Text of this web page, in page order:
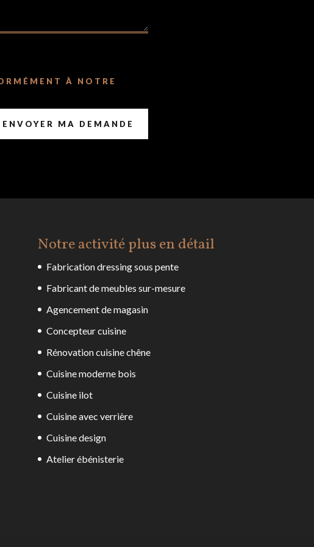
À NOTRE
ENVOYER MA DEMANDE
Notre activité plus en détail
Fabrication dressing sous pente
Fabricant de meubles sur-mesure
Agencement de magasin
Concepteur cuisine
Rénovation cuisine chêne
Cuisine moderne bois
Cuisine ilot
Cuisine avec verrière
Cuisine design
Atelier ébénisterie